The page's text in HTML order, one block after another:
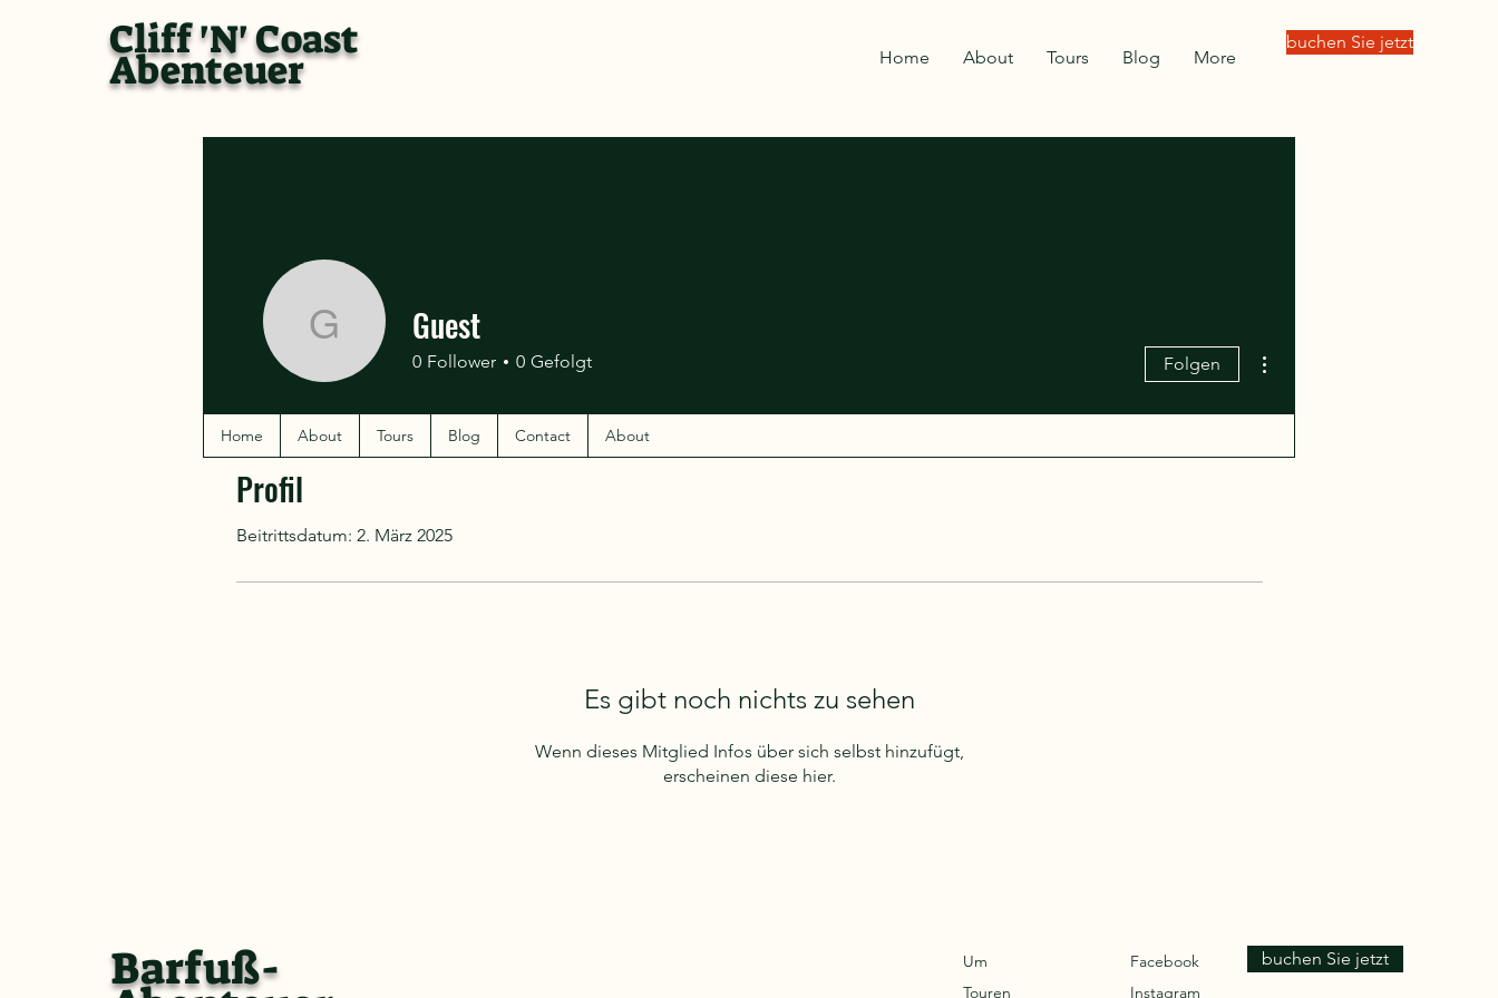
Cliff 'N' Coast
Abenteuer Home About Tours Blog More
buchen Sie jetzt
Profil
Beitrittsdatum: 2. März 2025
Es gibt noch nichts zu sehen
Wenn dieses Mitglied Infos über sich selbst hinzufügt,
erscheinen diese hier.
GuestGuest
0 Follower 0 Gefolgt Folgen
Home About Tours Blog Contact About
Barfuß-
Um
Touren
Facebook
Instagram
buchen Sie jetzt